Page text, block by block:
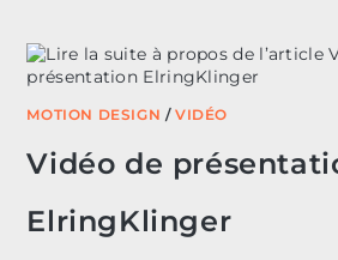
MOTION DESIGN /VIDÉO
Vidéo de
ElringKlinger